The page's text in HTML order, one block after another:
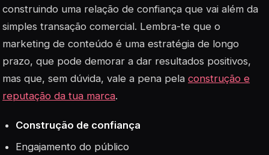
construindo uma relação de confiança que vai além da
simples transação comercial. Lembra-te que o
marketing de conteúdo é uma estratégia de longo
prazo, que pode demorar a dar resultados positivos,
mas que, sem dúvida, vale a pena pela construção e
reputação da tua marca.
Construção de confiança
Engajamento do público